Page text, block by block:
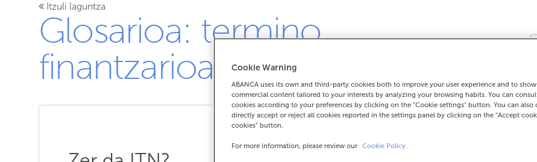
Itzuli laguntza
Glosarioa: termino
finantzarioak
Cookie Warning
ABANCA uses its own and third-party cookies both to improve your user experience and to
commercial content tailored to your interests by analyzing your browsing habits. You can
cookies according to your preferences by clicking on the "Cookie settings" button. You can also
directly accept or reject all cookies reported in the settings panel by clicking on the "Accept
cookies" button.
For more information, please review our Cookie Policy.